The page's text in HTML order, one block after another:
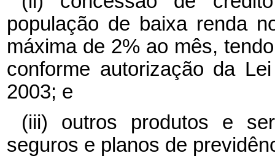
população de baixa renda
máxima de 2% ao mês,
conforme autorização da
2003; e
(iii) outros produtos e
seguros e planos de